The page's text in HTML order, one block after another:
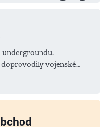
undergroundu.
doprovodily vojenské